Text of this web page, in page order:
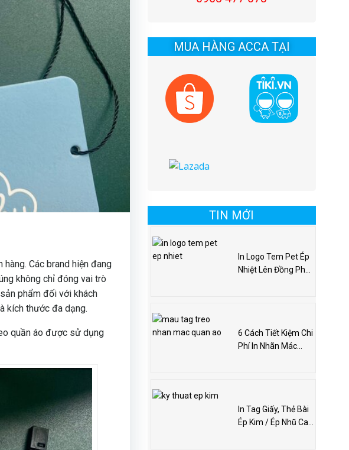
Các brand hiện đang
không chỉ đóng vai trò
phẩm đối với khách
kích thước đa dạng.
quần áo được sử dụng
MUA HÀNG ACCA TẠI
TIN MỚI
In Logo Tem Pet Ép
Nhiệt Lên Đồng Phục
6 Cách Tiết Kiệm Chi
Phí In Nhãn Mác
In Tag Giấy, Thẻ Bài
Ép Kim / Ép Nhũ Cao